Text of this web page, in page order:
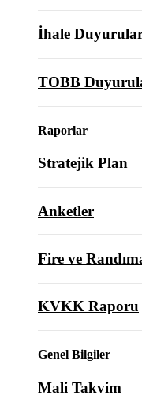
İhale
TOBB
Raporlar
Stratejik Plan
Anketler
Fire ve
KVKK Raporu
Genel Bilgiler
Mali Takvim